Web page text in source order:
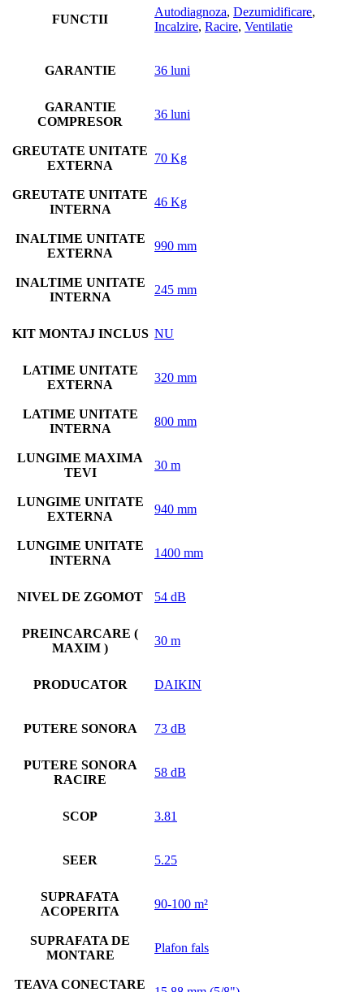
FUNCTII
Autodiagnoza, Dezumidificare,
Incalzire, Racire, Ventilatie
GARANTIE 36 luni
GARANTIE
COMPRESOR
36 luni
GREUTATE UNITATE
EXTERNA
70 Kg
GREUTATE UNITATE
INTERNA
46 Kg
INALTIME UNITATE
EXTERNA
990 mm
INALTIME UNITATE
INTERNA
245 mm
KIT MONTAJ INCLUS NU
LATIME UNITATE
EXTERNA
320 mm
LATIME UNITATE
INTERNA
800 mm
LUNGIME MAXIMA
TEVI
30 m
LUNGIME UNITATE
EXTERNA
940 mm
LUNGIME UNITATE
INTERNA
1400 mm
NIVEL DE ZGOMOT 54 dB
PREINCARCARE (
MAXIM )
30 m
PRODUCATOR DAIKIN
PUTERE SONORA 73 dB
PUTERE SONORA
RACIRE
58 dB
SCOP 3.81
SEER 5.25
SUPRAFATA
ACOPERITA
90-100 m²
SUPRAFATA DE
MONTARE
Plafon fals
TEAVA CONECTARE